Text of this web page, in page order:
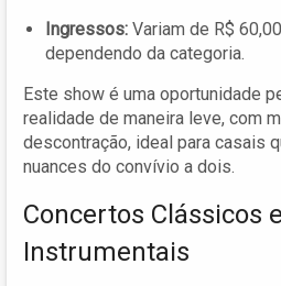
Ingressos: Variam de R$
dependendo da categoria.
Este show é uma oportunidade
realidade de maneira leve, com
descontração, ideal para casais
nuances do convívio a dois.
Concertos Clássicos
Instrumentais